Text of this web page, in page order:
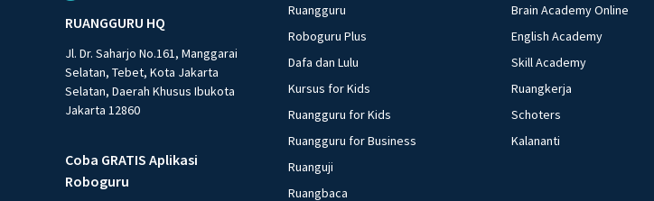
RUANGGURU HQ
Jl. Dr. Saharjo No.161, Manggarai
Selatan, Tebet, Kota Jakarta
Selatan, Daerah Khusus Ibukota
Jakarta 12860
Coba GRATIS Aplikasi
Roboguru
Ruangguru
Roboguru Plus
Dafa dan Lulu
Kursus for Kids
Ruangguru for Kids
Ruangguru for Business
Ruanguji
Ruangbaca
Brain Academy Online
English Academy
Skill Academy
Ruangkerja
Schoters
Kalananti